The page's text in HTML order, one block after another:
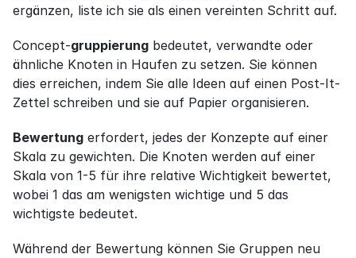
ergänzen, liste ich sie als einen vereinten Schritt auf.
Concept-gruppierung bedeutet, verwandte oder
ähnliche Knoten in Haufen zu setzen. Sie können
dies erreichen, indem Sie alle Ideen auf einen Post-It-
Zettel schreiben und sie auf Papier organisieren.
Bewertung erfordert, jedes der Konzepte auf einer
Skala zu gewichten. Die Knoten werden auf einer
Skala von 1-5 für ihre relative Wichtigkeit bewertet,
wobei 1 das am wenigsten wichtige und 5 das
wichtigste bedeutet.
Während der Bewertung können Sie Gruppen neu